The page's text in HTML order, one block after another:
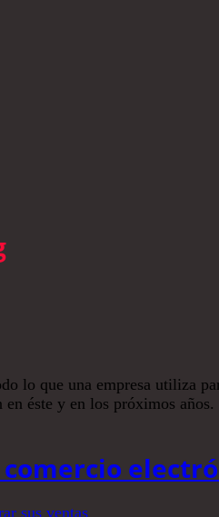
lo que una empresa utiliza
éste y en los próximos